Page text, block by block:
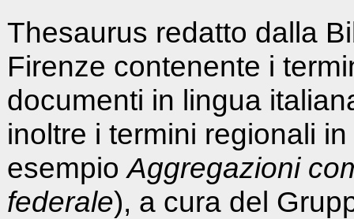
Thesaurus redatto dalla
Firenze contenente i
documenti in lingua
inoltre i termini regionali
esempioAggregazioni
federale), a cura del